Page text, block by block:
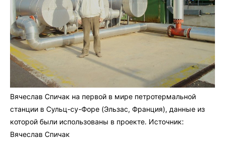
Вячеслав Спичак на первой в мире петротермальной
станции в Сульц-су-Форе (Эльзас, Франция), данные из
которой были использованы в проекте. Источник:
Вячеслав Спичак